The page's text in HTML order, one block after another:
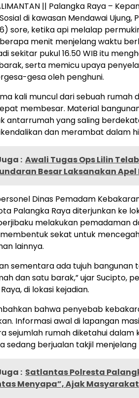
|| Palangka Raya –
di kawasan Mendawai Ujung,
sore, ketika api melalap
menit menjelang waktu
sekitar pukul 16.50 WIB itu
serta memicu upaya
gesa oleh penghuni.
kali muncul dari sebuah rumah
membesar. Material
antarrumah yang saling
dan merambat dalam
: Awali Tugas Ops Lilin
Besar Laksanakan Apel
Dinas Pemadam
Palangka Raya diterjunkan ke
melakukan pemadaman
sekat untuk
lainnya.
sementara ada tujuh bangunan
dan satu barak,” ujar Sucipto,
di lokasi kejadian.
bahwa penyebab
Informasi awal di lapangan
sejumlah rumah diketahui dalam
sedang berjualan takjil menjelang
: Satlantas Polresta
Menyapa”, Ajak